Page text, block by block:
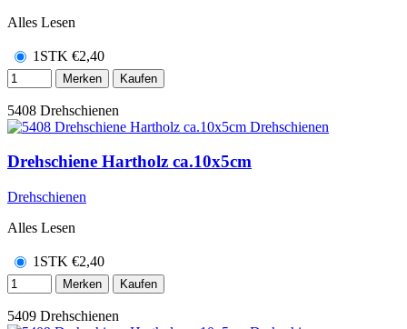
Alles Lesen
1STK €2,40
Merken Kaufen
5408 Drehschienen
Drehschiene Hartholz ca.10x5cm
Drehschienen
Alles Lesen
1STK €2,40
Merken Kaufen
5409 Drehschienen